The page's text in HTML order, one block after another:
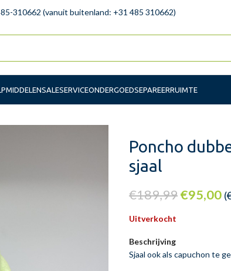
310662 (vanuit buitenland: +31 485 310662)
SALESERVICEONDERGOEDSEPAREERRUIMTE
Poncho
sjaal
€189,99€95,00 (
Uitverkocht
Beschrijving
Sjaal ook als capuchon te